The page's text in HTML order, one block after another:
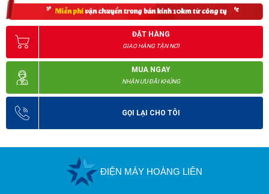
ĐẶT HÀNG
GIAO HÀNG TẬN NƠI
MUA NGAY
NHẬN ƯU ĐÃI KHỦNG
GỌI LẠI CHO TÔI
ĐIỆN MÁY HOÀNG LIÊN